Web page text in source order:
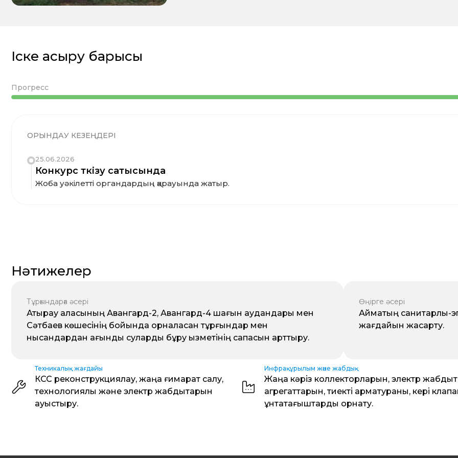
Іске асыру барысы
Прогресс
ОРЫНДАУ КЕЗЕҢДЕРІ
25.06.2026
Конкурс өткізу сатысында
Жоба уәкілетті органдардың қарауында жатыр.
Нәтижелер
Тұрғындарға әсері
Атырау қаласының Авангард-2, Авангард-4 шағын аудандары мен
Сәтбаев көшесінің бойында орналасқан тұрғындар мен
нысандардан ағынды суларды бұру қызметінің сапасын арттыру.
Өңірге әсері
Аймақтың
жағдайын жақсарту.
Техникалық жағдайы
КСС реконструкциялау, жаңа ғимарат салу,
технологиялық және электр жабдықтарын
ауыстыру.
Инфрақұрылым және жабдық
Жаңа кәріз коллекторларын, электр
агрегаттарын, тиекті арматураны, кері
ұнтақтағыштарды орнату.